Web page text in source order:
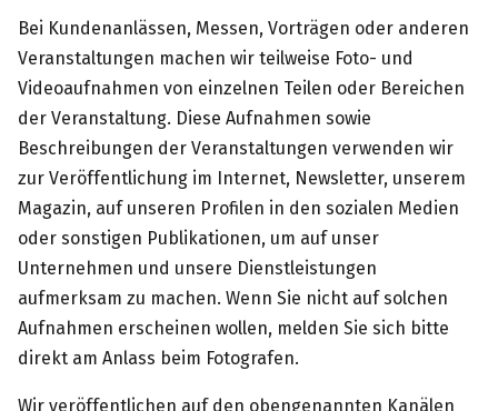
Bei Kundenanlässen, Messen, Vorträgen oder anderen
Veranstaltungen machen wir teilweise Foto- und
Videoaufnahmen von einzelnen Teilen oder Bereichen
der Veranstaltung. Diese Aufnahmen sowie
Beschreibungen der Veranstaltungen verwenden wir
zur Veröffentlichung im Internet, Newsletter, unserem
Magazin, auf unseren Profilen in den sozialen Medien
oder sonstigen Publikationen, um auf unser
Unternehmen und unsere Dienstleistungen
aufmerksam zu machen. Wenn Sie nicht auf solchen
Aufnahmen erscheinen wollen, melden Sie sich bitte
direkt am Anlass beim Fotografen.
Wir veröffentlichen auf den obengenannten Kanälen